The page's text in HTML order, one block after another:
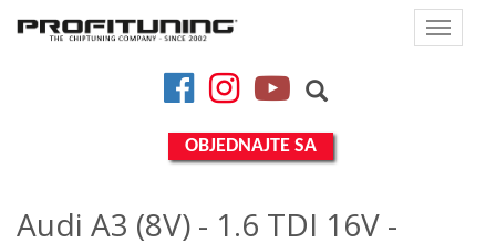
Toggle
FacebookInstagramYouTube
OBJEDNAJTE SA
Audi A3 (8V) - 1.6 TDI 16V -